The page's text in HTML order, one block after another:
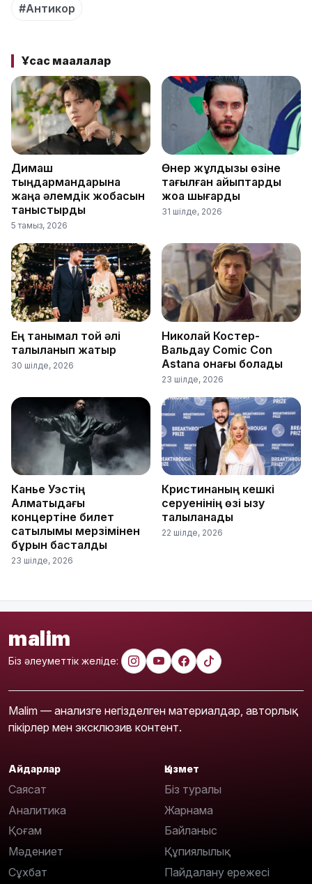
#Антикор
Ұқсас мақалалар
Димаш
тыңдармандарына
жаңа әлемдік жобасын
таныстырды
5 тамыз, 2026
Өнер жұлдызы өзіне
тағылған айыптарды
жоққа шығарды
31 шілде, 2026
Ең танымал той әлі
талқыланып жатыр
30 шілде, 2026
Николай Костер-
Вальдау Comic Con
Astana қонағы болады
23 шілде, 2026
Канье Уэстің
Алматыдағы
концертіне билет
сатылымы мерзімінен
бұрын басталды
23 шілде, 2026
Кристинаның кешкі
серуенінің өзі қызу
талқыланады
22 шілде, 2026
malim
Біз әлеуметтік желіде:
Malim — анализге негізделген материалдар, авторлық
пікірлер мен эксклюзив контент.
Айдарлар
Саясат
Аналитика
Қоғам
Мәдениет
Сұхбат
Қызмет
Біз туралы
Жарнама
Байланыс
Құпиялылық
Пайдалану ережесі